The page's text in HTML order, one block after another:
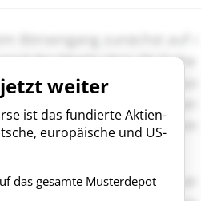
jetzt weiter
ist das fundierte Aktien-
europäische und US-
das gesamte Musterdepot